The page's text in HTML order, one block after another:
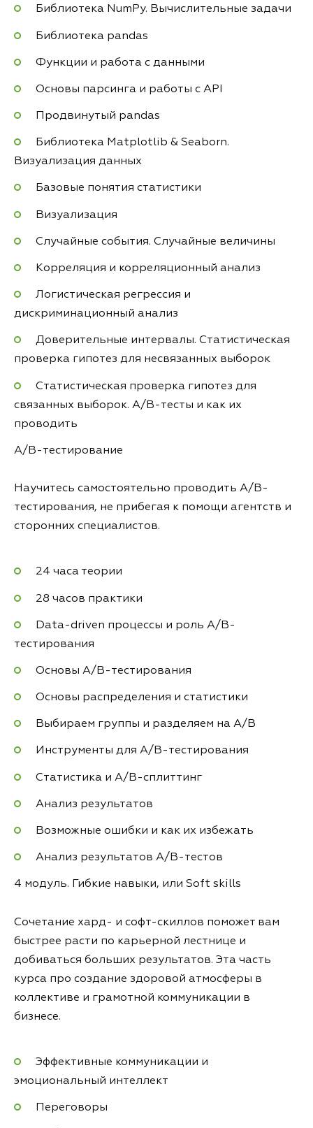
Библиотека NumPy. Вычислительные задачи
Библиотека pandas
Функции и работа с данными
Основы парсинга и работы с API
Продвинутый pandas
Библиотека Matplotlib & Seaborn.
Визуализация данных
Базовые понятия статистики
Визуализация
Случайные события. Случайные величины
Корреляция и корреляционный анализ
Логистическая регрессия и
дискриминационный анализ
Доверительные интервалы. Статистическая
проверка гипотез для несвязанных выборок
Статистическая проверка гипотез для
связанных выборок. A/B-тесты и как их
проводить
A/B-тестирование
Научитесь самостоятельно проводить A/B-
тестирования, не прибегая к помощи агентств и
сторонних специалистов.
24 часа теории
28 часов практики
Data-driven процессы и роль A/B-
тестирования
Основы A/B-тестирования
Основы распределения и статистики
Выбираем группы и разделяем на A/B
Инструменты для А/B-тестирования
Статистика и А/B-сплиттинг
Анализ результатов
Возможные ошибки и как их избежать
Анализ результатов А/B-тестов
4 модуль. Гибкие навыки, или Soft skills
Сочетание хард- и софт-скиллов поможет вам
быстрее расти по карьерной лестнице и
добиваться больших результатов. Эта часть
курса про создание здоровой атмосферы в
коллективе и грамотной коммуникации в
бизнесе.
Эффективные коммуникации и
эмоциональный интеллект
Переговоры